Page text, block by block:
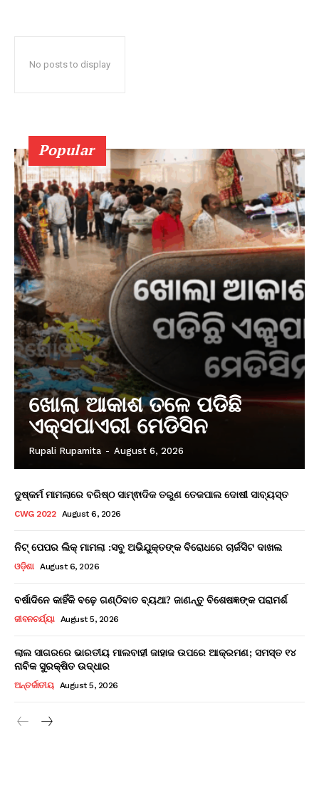
No posts to display
Popular
ଖୋଲା ଆକାଶ ତଳେ ପଡିଛି
ଏକ୍ସପାଏରୀ ମେଡିସିନ
Rupali Rupamita - August 6, 2026
ଦୁଷ୍କର୍ମ ମାମଲାରେ ବରିଷ୍ଠ ସାମ୍ଵାଦିକ ତରୁଣ ତେଜପାଲ ଦୋଷୀ ସାବ୍ୟସ୍ତ
CWG 2022 August 6, 2026
ନିଟ୍ ପେପର ଲିକ୍ ମାମଲା :ସବୁ ଅଭିଯୁକ୍ତଙ୍କ ବିରୋଧରେ ଚାର୍ଜସିଟ ଦାଖଲ
ଓଡ଼ିଶା August 6, 2026
ବର୍ଷାଦିନେ କାହିଁକି ବଢ଼େ ଗଣ୍ଠିବାତ ବ୍ୟଥା? ଜାଣନ୍ତୁ ବିଶେଷଜ୍ଞଙ୍କ ପରାମର୍ଶ
ଜୀବନଚର୍ଯ୍ୟା August 5, 2026
ଲାଲ ସାଗରରେ ଭାରତୀୟ ମାଲବାହୀ ଜାହାଜ ଉପରେ ଆକ୍ରମଣ; ସମସ୍ତ ୧୪
ନାବିକ ସୁରକ୍ଷିତ ଉଦ୍ଧାର
ଅନ୍ତର୍ଜାତୀୟ August 5, 2026